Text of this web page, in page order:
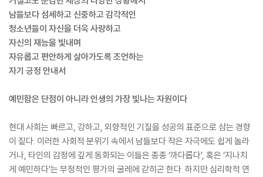
남들보다 섬세하고 신중하고 감각적인
청소년들이 자신을 더욱 사랑하고
자신의 재능을 빛내며
자유롭고 편안하게 살아가도록 조언하는
자기 긍정 안내서
예민함은 단점이 아니라 인생의 가장 빛나는 자원이다
현대 사회는 빠르고, 강하고, 외향적인 기질을 성공의 표준으로 삼는 경향
이 짙다. 이러한 사회적 분위기 속에서 남들보다 작은 자극에도 쉽게 놀라
거나, 타인의 감정에 깊게 동화되는 이들은 종종 ‘까다롭다’, 혹은 ‘지나치
게 예민하다’는 부정적인 평가의 굴레에 갇히곤 한다. 하지만 심리학적 연